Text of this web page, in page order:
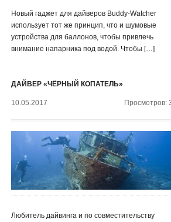
Новый гаджет для дайверов Buddy-Watcher
использует тот же принцип, что и шумовые
устройства для баллонов, чтобы привлечь
внимание напарника под водой. Чтобы […]
ДАЙВЕР «ЧЁРНЫЙ КОПАТЕЛЬ»
10.05.2017 Просмотров:
Любитель дайвинга и по совместительству